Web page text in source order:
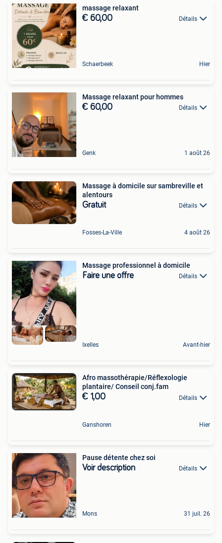
massage relaxant
€ 60,00 Détails
Schaerbeek Hier
Massage relaxant pour hommes
€ 60,00 Détails
Genk 1 août 26
Massage à domicile sur sambreville et
alentours
Gratuit Détails
Fosses-La-Ville 4 août 26
Massage professionnel à domicile
Faire une offre Détails
Ixelles Avant-hier
Afro massothérapie/Réflexologie
plantaire/ Conseil conj.fam
€ 1,00 Détails
Ganshoren Hier
Pause détente chez soi
Voir description Détails
Mons 31 juil. 26